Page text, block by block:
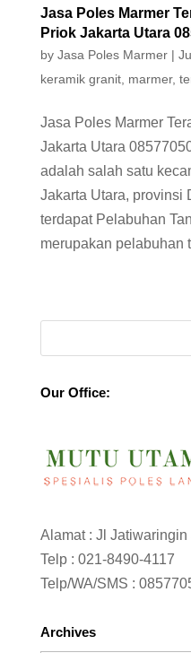
Jasa Poles Marmer
Priok Jakarta Utara
by Jasa Poles Marmer|
keramik granit, marmer,
Jasa Poles Marmer
Jakarta Utara
adalah salah satu
Jakarta Utara, provinsi
terdapat Pelabuhan
merupakan pelabuhan
Our Office:
Alamat : Jl Jatiwaringin
Telp : 021-8490-4117
Telp/WA/SMS :
Archives